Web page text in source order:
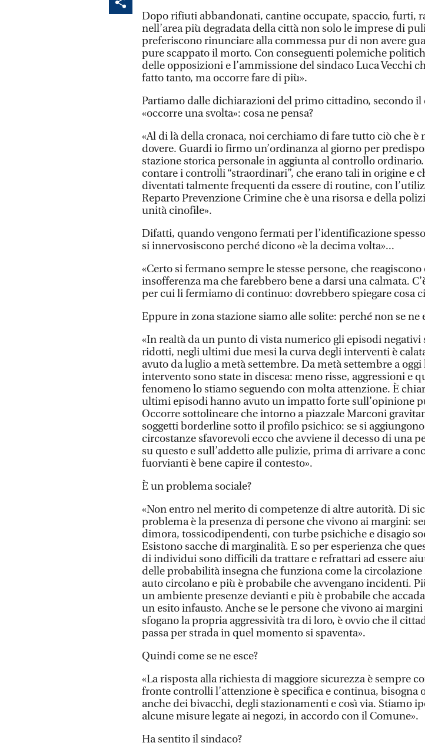
Dopo rifiuti abbandonati, cantine occupate, spaccio, furti,
nell’area più degradata della città non solo le imprese di
preferiscono rinunciare alla commessa pur di non avere
pure scappato il morto. Con conseguenti polemiche
delle opposizioni e l’ammissione del sindaco Luca Vecchi
fatto tanto, ma occorre fare di più».
Partiamo dalle dichiarazioni del primo cittadino, secondo il
«occorre una svolta»: cosa ne pensa?
«Al di là della cronaca, noi cerchiamo di fare tutto ciò che è
dovere. Guardi io firmo un’ordinanza al giorno per
stazione storica personale in aggiunta al controllo ordinario.
contare i controlli “straordinari”, che erano tali in origine e
diventati talmente frequenti da essere di routine, con
Reparto Prevenzione Crimine che è una risorsa e della
unità cinofile».
Difatti, quando vengono fermati per l’identificazione
si innervosiscono perché dicono «è la decima volta»...
«Certo si fermano sempre le stesse persone, che reagiscono
insofferenza ma che farebbero bene a darsi una calmata.
per cui li fermiamo di continuo: dovrebbero spiegare cosa
Eppure in zona stazione siamo alle solite: perché non se ne
«In realtà da un punto di vista numerico gli episodi negativi
ridotti, negli ultimi due mesi la curva degli interventi è
avuto da luglio a metà settembre. Da metà settembre a
intervento sono state in discesa: meno risse, aggressioni e
fenomeno lo stiamo seguendo con molta attenzione. È
ultimi episodi hanno avuto un impatto forte sull’opinione
Occorre sottolineare che intorno a piazzale Marconi
soggetti borderline sotto il profilo psichico: se si
circostanze sfavorevoli ecco che avviene il decesso di una
su questo e sull’addetto alle pulizie, prima di arrivare a
fuorvianti è bene capire il contesto».
È un problema sociale?
«Non entro nel merito di competenze di altre autorità. Di
problema è la presenza di persone che vivono ai margini:
dimora, tossicodipendenti, con turbe psichiche e disagio
Esistono sacche di marginalità. E so per esperienza che
di individui sono difficili da trattare e refrattari ad essere
delle probabilità insegna che funziona come la
auto circolano e più è probabile che avvengano incidenti.
un ambiente presenze devianti e più è probabile che
un esito infausto. Anche se le persone che vivono ai
sfogano la propria aggressività tra di loro, è ovvio che il
passa per strada in quel momento si spaventa».
Quindi come se ne esce?
«La risposta alla richiesta di maggiore sicurezza è sempre
fronte controlli l’attenzione è specifica e continua, bisogna
anche dei bivacchi, degli stazionamenti e così via. Stiamo
alcune misure legate ai negozi, in accordo con il Comune».
Ha sentito il sindaco?